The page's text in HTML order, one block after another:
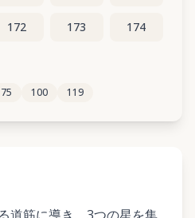
172 173 174
182 183
75 100 119